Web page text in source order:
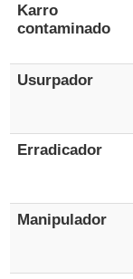
Karro
contaminado
Usurpador
Erradicador
Manipulador